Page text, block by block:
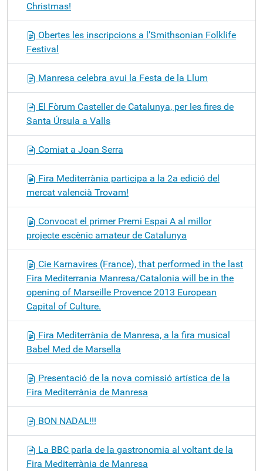
Christmas!
Obertes les inscripcions a l’Smithsonian Folklife
Festival
Manresa celebra avui la Festa de la Llum
El Fòrum Casteller de Catalunya, per les fires de
Santa Úrsula a Valls
Comiat a Joan Serra
Fira Mediterrània participa a la 2a edició del
mercat valencià Trovam!
Convocat el primer Premi Espai A al millor
projecte escènic amateur de Catalunya
Cie Karnavires (France), that performed in the last
Fira Mediterrania Manresa/Catalonia will be in the
opening of Marseille Provence 2013 European
Capital of Culture.
Fira Mediterrània de Manresa, a la fira musical
Babel Med de Marsella
Presentació de la nova comissió artística de la
Fira Mediterrània de Manresa
BON NADAL!!!
La BBC parla de la gastronomia al voltant de la
Fira Mediterrània de Manresa